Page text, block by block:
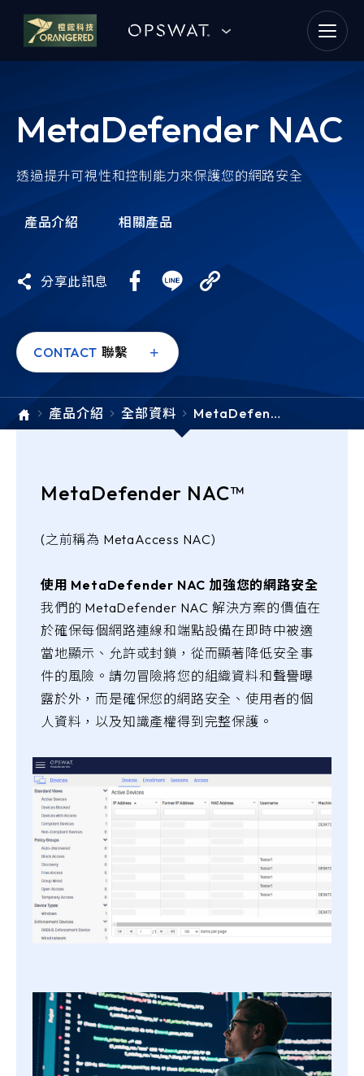
TeamT5 杜浦數位安全
QSAN 廣盛科技
OPSWAT
Security
e-SOFT
ARMIS
MetaDefender NAC
透過提升可視性和控制能力來保護您的網路安全
產品介紹 相關產品
分享此訊息
CONTACT 聯繫
產品介紹 全部資料
MetaDefend
er NAC
MetaDefender NAC™
(之前稱為 MetaAccess NAC)
使用 MetaDefender NAC 加強您的網路安全
我們的 MetaDefender NAC 解決方案的價值在
於確保每個網路連線和端點設備在即時中被適
當地顯示、允許或封鎖，從而顯著降低安全事
件的風險。請勿冒險將您的組織資料和聲譽曝
露於外，而是確保您的網路安全、使用者的個
人資料，以及知識產權得到完整保護。